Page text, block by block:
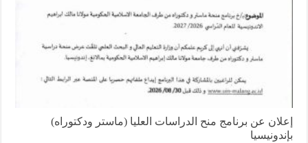
إعلان عن برنامج منح الدراسات العليا (ماستر ودكتوراه)
بإندونيسيا